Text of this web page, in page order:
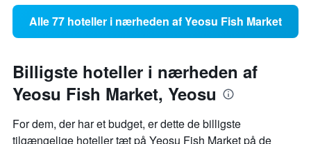
Alle 77 hoteller i nærheden af Yeosu Fish Market
Billigste hoteller i nærheden af
Yeosu Fish Market, Yeosu
For dem, der har et budget, er dette de billigste
tilgængelige hoteller tæt på Yeosu Fish Market på de